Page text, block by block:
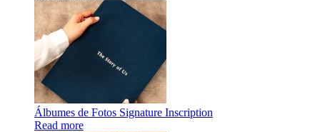
Álbumes de Fotos Signature Inscription
Read more